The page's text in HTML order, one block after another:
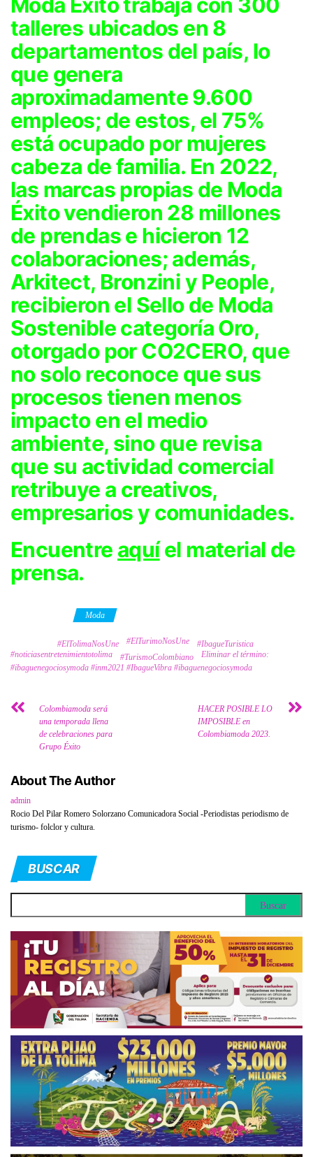
talleres ubicados en 8
departamentos del país, lo
que genera
aproximadamente 9.600
empleos; de estos, el 75%
está ocupado por mujeres
cabeza de familia. En 2022,
las marcas propias de Moda
Éxito vendieron 28 millones
de prendas e hicieron 12
colaboraciones; además,
Arkitect, Bronzini y People,
recibieron el Sello de Moda
Sostenible categoría Oro,
otorgado por CO2CERO, que
no solo reconoce que sus
procesos tienen menos
impacto en el medio
ambiente, sino que revisa
que su actividad comercial
retribuye a creativos,
empresarios y comunidades.
Encuentre aquíel material de
prensa.
Moda
#ElTolimaNosUne #ElTurimoNosUne
#IbagueTuristica
#noticiasentretenimientotolima
#TurismoColombiano
Eliminar el término:
#ibaguenegociosymoda #inm2021 #IbagueVibra #ibaguenegociosymoda
Colombiamoda será
una temporada llena
de celebraciones para
Grupo Éxito
HACER POSIBLE LO
IMPOSIBLE en
Colombiamoda 2023.
About The Author
admin
Rocio Del Pilar Romero Solorzano Comunicadora Social -Periodistas periodismo de
turismo- folclor y cultura.
BUSCAR